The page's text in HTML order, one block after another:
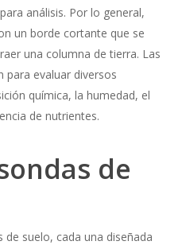
análisis. Por lo general,
un borde cortante que se
una columna de tierra. Las
para evaluar diversos
química, la humedad, el
de nutrientes.
de
suelo, cada una diseñada